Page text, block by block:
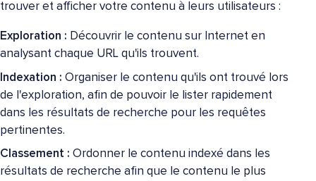
trouver et afficher votre contenu à leurs utilisateurs :
Exploration : Découvrir le contenu sur Internet en
analysant chaque URL qu'ils trouvent.
Indexation : Organiser le contenu qu'ils ont trouvé lors
de l'exploration, afin de pouvoir le lister rapidement
dans les résultats de recherche pour les requêtes
pertinentes.
Classement : Ordonner le contenu indexé dans les
résultats de recherche afin que le contenu le plus